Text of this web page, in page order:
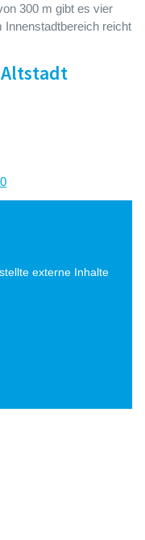
300 m gibt es vier
Innenstadtbereich reicht
externe Inhalte